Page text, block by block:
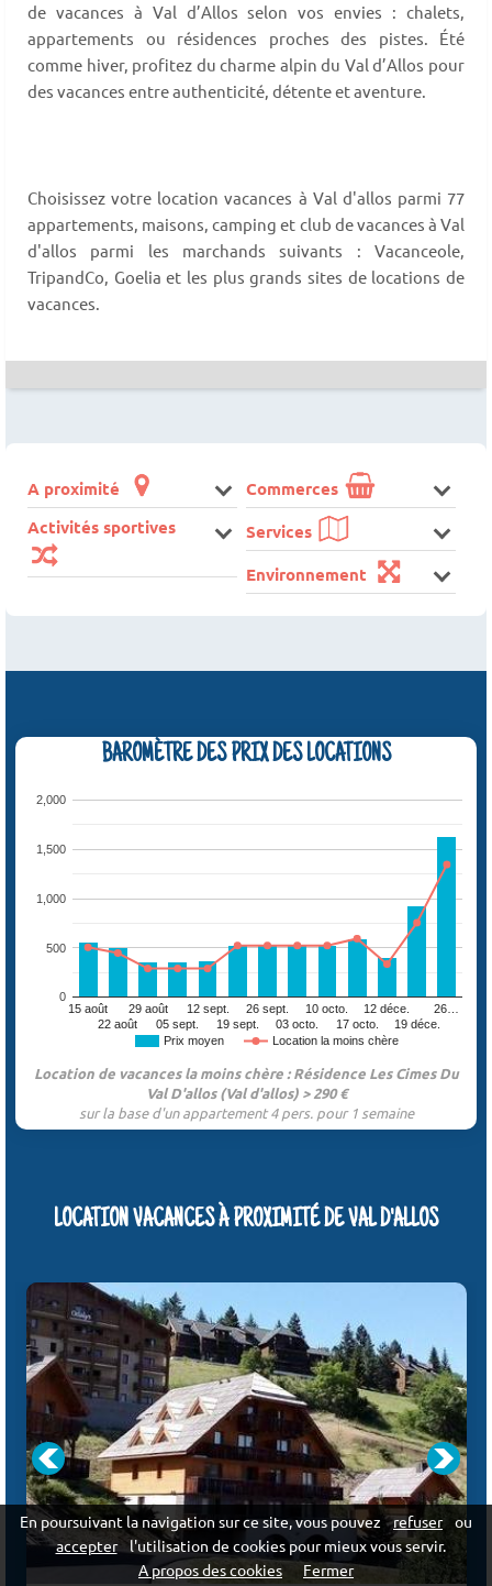
de vacances à Val d’Allos selon vos envies : chalets,
appartements ou résidences proches des pistes. Été
comme hiver, profitez du charme alpin du Val d’Allos pour
des vacances entre authenticité, détente et aventure.
Choisissez votre location vacances à Val d'allos parmi 77
appartements, maisons, camping et club de vacances à Val
d'allos parmi les marchands suivants : Vacanceole,
TripandCo, Goelia et les plus grands sites de locations de
vacances.
A proximité
Commerces
Activités sportives
Services
Environnement
BAROMÈTRE DES PRIX DES LOCATIONS
Prix moyen Location la moins chère
15 août
22 août
29 août
05 sept.
12 sept.
19 sept.
26 sept.
03 octo.
10 octo.
17 octo.
12 déce.
19 déce.
26…
0
500
1,000
1,500
2,000
Location de vacances la moins chère : Résidence Les Cimes Du
Val D'allos (Val d'allos) > 290 €
sur la base d'un appartement 4 pers. pour 1 semaine
LOCATION VACANCES À PROXIMITÉ DE VAL D'ALLOS
En poursuivant la navigation sur ce site, vous pouvez refuser
ou
accepter l'utilisation de cookies pour mieux vous servir.
A propos des cookies
Fermer